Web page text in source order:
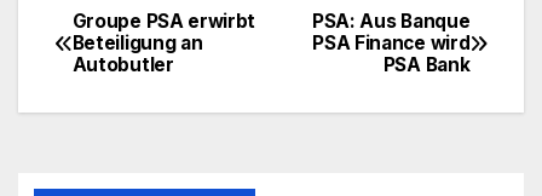
Beitragsnavigation
PSA: Aus Banque
PSA Finance wird
PSA Bank
Groupe PSA erwirbt
Beteiligung an
Autobutler